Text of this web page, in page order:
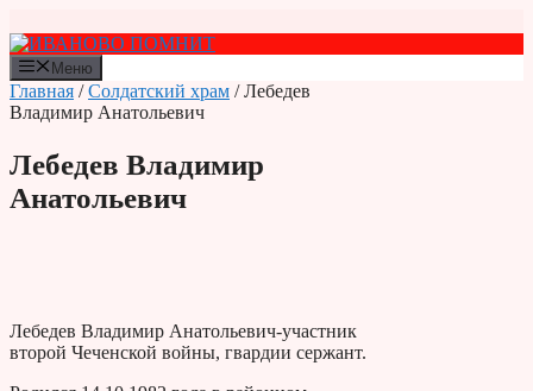
к
содержимому
Меню
Главная /Солдатский храм / Лебедев
Владимир Анатольевич
Лебедев Владимир
Анатольевич
Лебедев Владимир Анатольевич-участник
второй Чеченской войны, гвардии сержант.